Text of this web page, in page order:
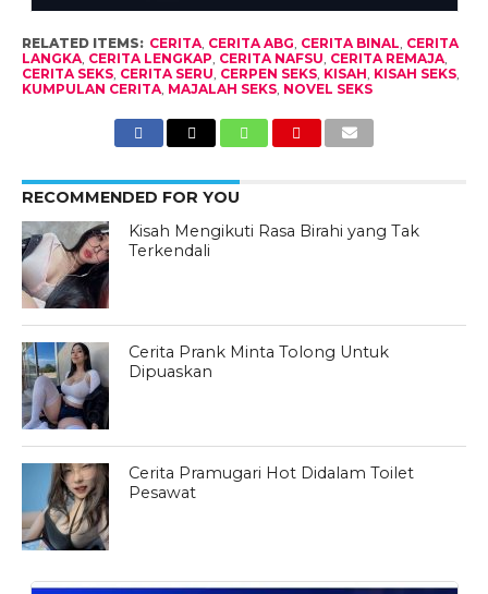
RELATED ITEMS: CERITA, CERITA ABG, CERITA BINAL, CERITA
LANGKA, CERITA LENGKAP, CERITA NAFSU, CERITA REMAJA,
CERITA SEKS, CERITA SERU, CERPEN SEKS, KISAH, KISAH SEKS,
KUMPULAN CERITA, MAJALAH SEKS, NOVEL SEKS
RECOMMENDED FOR YOU
Kisah Mengikuti Rasa Birahi yang Tak
Terkendali
Cerita Prank Minta Tolong Untuk
Dipuaskan
Cerita Pramugari Hot Didalam Toilet
Pesawat